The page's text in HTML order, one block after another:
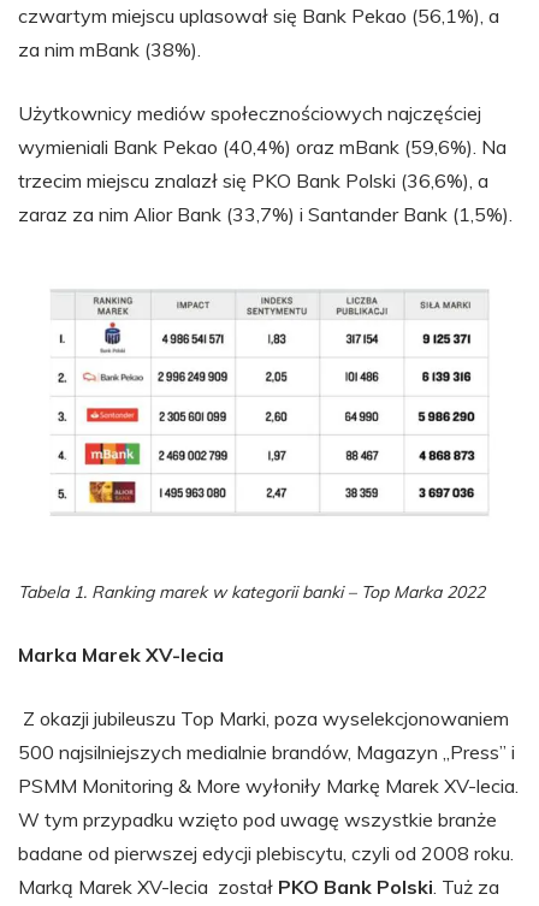
czwartym miejscu uplasował się Bank Pekao (56,1%), a
za nim mBank (38%).
Użytkownicy mediów społecznościowych najczęściej
wymieniali Bank Pekao (40,4%) oraz mBank (59,6%). Na
trzecim miejscu znalazł się PKO Bank Polski (36,6%), a
zaraz za nim Alior Bank (33,7%) i Santander Bank (1,5%).
Tabela 1. Ranking marek w kategorii banki – Top Marka 2022
Marka Marek XV-lecia
Z okazji jubileuszu Top Marki, poza wyselekcjonowaniem
500 najsilniejszych medialnie brandów, Magazyn „Press” i
PSMM Monitoring & More wyłoniły Markę Marek XV-lecia.
W tym przypadku wzięto pod uwagę wszystkie branże
badane od pierwszej edycji plebiscytu, czyli od 2008 roku.
Marką Marek XV-lecia został PKO Bank Polski. Tuż za